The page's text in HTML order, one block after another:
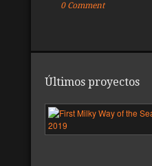
0 Comment
Últimos proyectos